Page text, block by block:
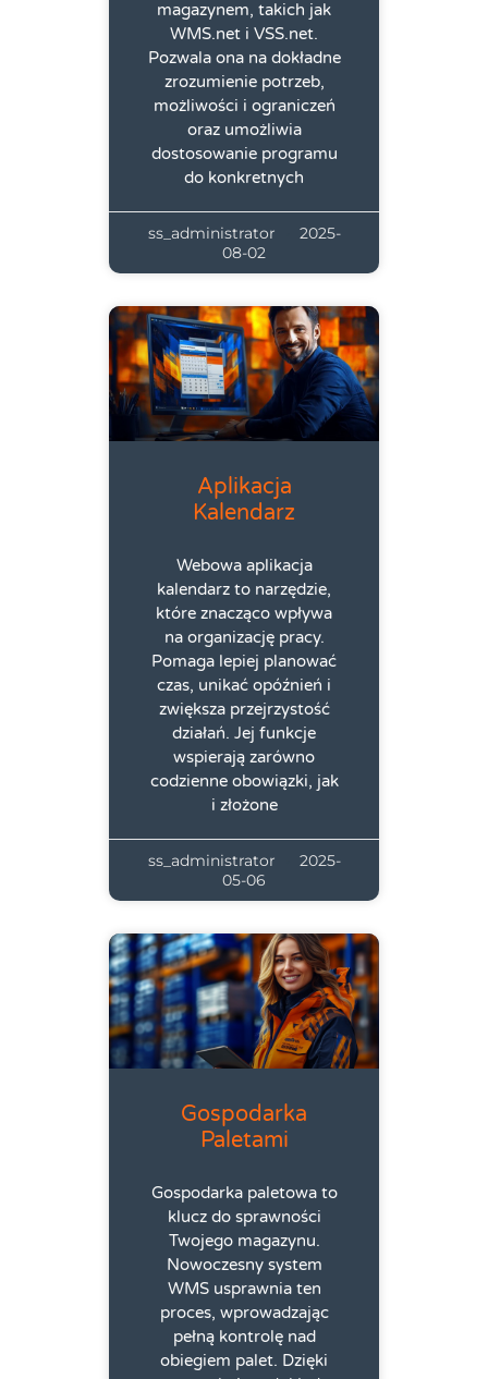
magazynem, takich jak
WMS.net i VSS.net.
Pozwala ona na dokładne
zrozumienie potrzeb,
możliwości i ograniczeń
oraz umożliwia
dostosowanie programu
do konkretnych
ss_administrator
2025-
08-02
Aplikacja
Kalendarz
Webowa aplikacja
kalendarz to narzędzie,
które znacząco wpływa
na organizację pracy.
Pomaga lepiej planować
czas, unikać opóźnień i
zwiększa przejrzystość
działań. Jej funkcje
wspierają zarówno
codzienne obowiązki, jak
i złożone
ss_administrator
2025-
05-06
Gospodarka
Paletami
Gospodarka paletowa to
klucz do sprawności
Twojego magazynu.
Nowoczesny system
WMS usprawnia ten
proces, wprowadzając
pełną kontrolę nad
obiegiem palet. Dzięki